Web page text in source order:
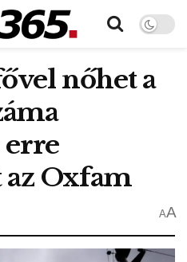
nőhet a
erre
Oxfam
AA